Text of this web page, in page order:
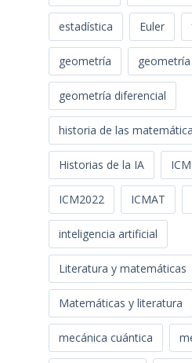
estadística Euler
geometría
geometría diferencial
historia de las
Historias de la IA ICM
ICM2022 ICMAT
inteligencia artificial
Literatura y matemáticas
Matemáticas y literatura
mecánica cuántica